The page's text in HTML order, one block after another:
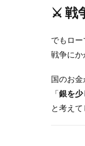
⚔️ 戦
でもロー
戦争にか
国のお金
「銀を少
と考えて